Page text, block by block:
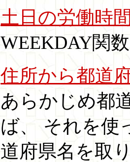
土日の労働時
WEEKDAY関
住所から都道
あらかじめ都
ば、 それを使
道府県名を取